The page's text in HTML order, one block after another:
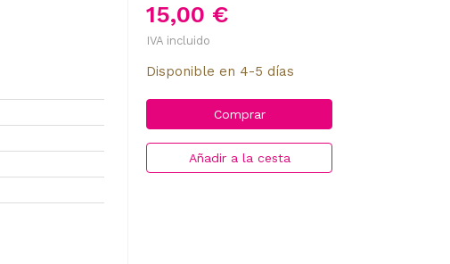
15,00 €
IVA incluido
Disponible en 4-5 días
Comprar
Añadir a la cesta